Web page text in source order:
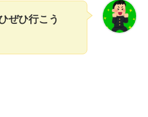
ぜひ行こう